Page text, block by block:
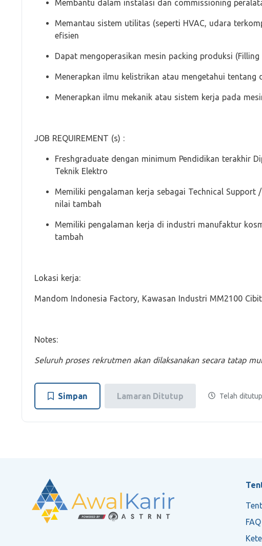
Membantu dalam instalasi dan commissioning
Memantau sistem utilitas (seperti HVAC, udara
efisien
Dapat mengoperasikan mesin packing produksi (Filling
Menerapkan ilmu kelistrikan atau mengetahui tentang
Menerapkan ilmu mekanik atau sistem kerja pada
JOB REQUIREMENT (s) :
Freshgraduate dengan minimum Pendidikan terakhir
Teknik Elektro
Memiliki pengalaman kerja sebagai Technical
nilai tambah
Memiliki pengalaman kerja di industri manufaktur
tambah
Lokasi kerja:
Mandom Indonesia Factory, Kawasan Industri MM2100
Notes:
Seluruh proses rekrutmen akan dilaksanakan secara tatap
Simpan Lamaran Ditutup Telah ditutup
FAQ